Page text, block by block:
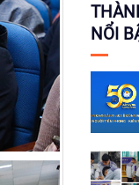
NỔI